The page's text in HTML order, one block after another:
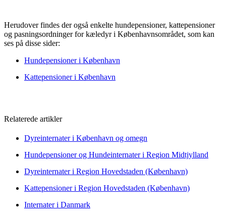
Herudover findes der også enkelte hundepensioner, kattepensioner
og pasningsordninger for kæledyr i Københavnsområdet, som kan
ses på disse sider:
Hundepensioner i København
Kattepensioner i København
Relaterede artikler
Dyreinternater i København og omegn
Hundepensioner og Hundeinternater i Region Midtjylland
Dyreinternater i Region Hovedstaden (København)
Kattepensioner i Region Hovedstaden (København)
Internater i Danmark